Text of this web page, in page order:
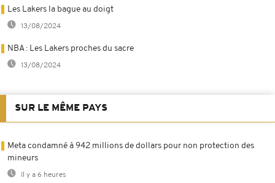
Les Lakers la bague au doigt
13/08/2024
NBA : Les Lakers proches du sacre
13/08/2024
SUR LE MÊME PAYS
Meta condamné à 942 millions de dollars pour non protection des
mineurs
Il y a 6 heures